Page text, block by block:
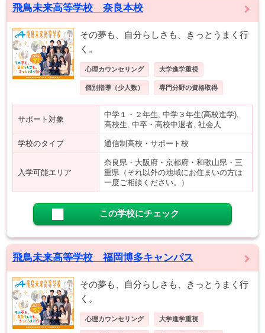
飛鳥未来高等学校 奈良本校
その夢も、自分らしさも、きっとうまく行
く。
心理カウンセリング 大学進学重視
個別指導（少人数） 専門分野の資格取得
サポート対象
中学１・２年生, 中学３年生(高校進学),
高校生, 中卒・高校中退者, 社会人
学校のタイプ 通信制高校・サポート校
入学可能エリア
奈良県・大阪府・京都府・和歌山県・三
重県（それ以外の地域にお住まいの方は
一度ご相談ください。）
この学校にチェック
飛鳥未来高等学校 福岡博多キャンパス
その夢も、自分らしさも、きっとうまく行
く。
心理カウンセリング 大学進学重視